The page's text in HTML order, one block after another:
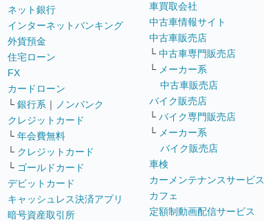
ネット銀行
インターネットバンキング
外貨預金
住宅ローン
FX
カードローン
└ 銀行系 ｜
ノンバンク
クレジットカード
└ 年会費無料
└ クレジットカード
└ ゴールドカード
デビットカード
キャッシュレス決済アプリ
暗号資産取引所
車買取会社
中古車情報サイト
中古車販売店
└ 中古車専門販売店
└ メーカー系
中古車販売店
バイク販売店
└ バイク専門販売店
└ メーカー系
バイク販売店
車検
カーメンテナンスサービス
カフェ
定額制動画配信サービス